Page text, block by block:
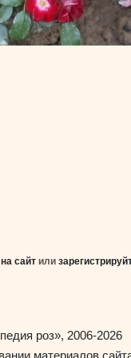
сайт или
роз», 2006-2026